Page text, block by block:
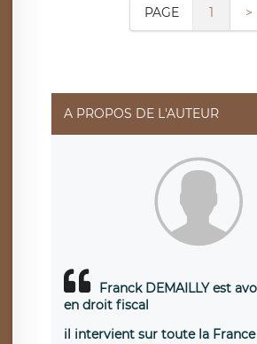
PAGE 1 >
A PROPOS DE L'AUTEUR
Franck DEMAILLY est
en droit fiscal
il intervient sur toute la France